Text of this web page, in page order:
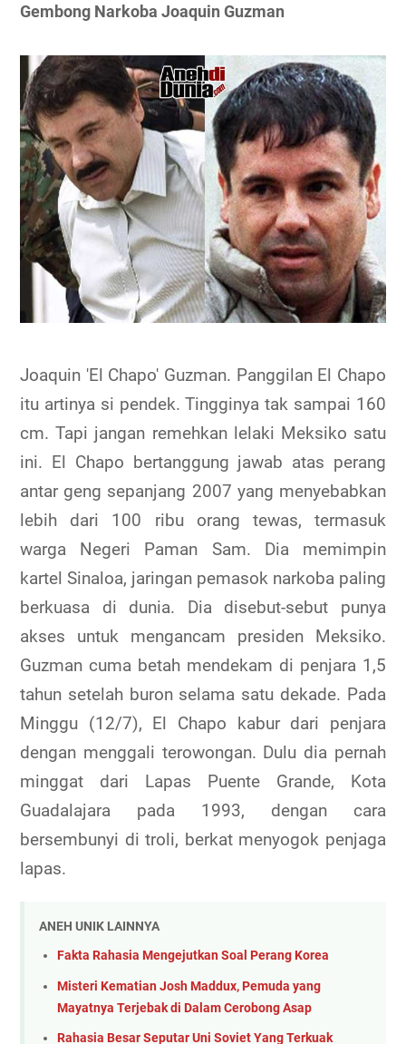
Gembong Narkoba Joaquin Guzman
Joaquin 'El Chapo' Guzman. Panggilan El Chapo
itu artinya si pendek. Tingginya tak sampai 160
cm. Tapi jangan remehkan lelaki Meksiko satu
ini. El Chapo bertanggung jawab atas perang
antar geng sepanjang 2007 yang menyebabkan
lebih dari 100 ribu orang tewas, termasuk
warga Negeri Paman Sam. Dia memimpin
kartel Sinaloa, jaringan pemasok narkoba paling
berkuasa di dunia. Dia disebut-sebut punya
akses untuk mengancam presiden Meksiko.
Guzman cuma betah mendekam di penjara 1,5
tahun setelah buron selama satu dekade. Pada
Minggu (12/7), El Chapo kabur dari penjara
dengan menggali terowongan. Dulu dia pernah
minggat dari Lapas Puente Grande, Kota
Guadalajara pada 1993, dengan cara
bersembunyi di troli, berkat menyogok penjaga
lapas.
ANEH UNIK LAINNYA
Fakta Rahasia Mengejutkan Soal Perang Korea
Misteri Kematian Josh Maddux, Pemuda yang
Mayatnya Terjebak di Dalam Cerobong Asap
Rahasia Besar Seputar Uni Soviet Yang Terkuak